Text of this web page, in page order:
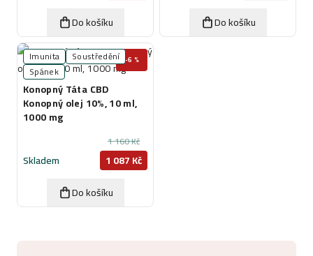
Do košíku
Do košíku
Imunita
Soustředění
Spánek
-6 %
Konopný Táta CBD
Konopný olej 10%, 10 ml,
1000 mg
Skladem
1 160 Kč
1 087 Kč
Do košíku